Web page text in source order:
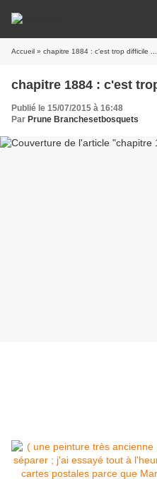
Accueil » chapitre 1884 : c'est trop difficile ...
chapitre 1884 : c'est
Publié le 15/07/2015 à 16:48
Par Prune Branchesetbosquets